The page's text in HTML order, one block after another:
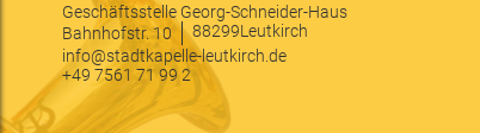
Geschäftsstelle Georg-Schneider-Haus
Bahnhofstr. 10
88299Leutkirch
info@stadtkapelle-leutkirch.de
+49 7561 71 99 2